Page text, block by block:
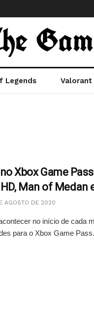
Legends Valorant
Xbox Game
HD, Man of Medan
AGOSTO DE 2020
no início de cada
para o Xbox Game